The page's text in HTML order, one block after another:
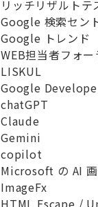
リッチリザルトテ
Google 検索セン
Google トレンド
WEB担当者フォー
LISKUL
Google
chatGPT
Claude
Gemini
copilot
Microsoft の AI
ImageFx
HTML Escape /